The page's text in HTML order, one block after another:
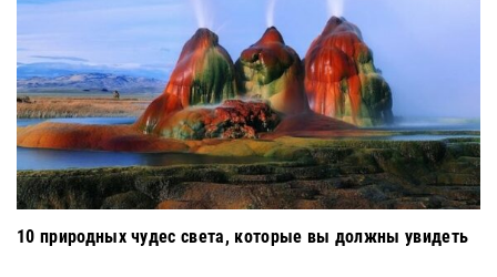
10 природных чудес света, которые вы должны увидеть